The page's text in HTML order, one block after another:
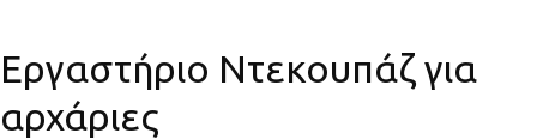
Εργαστήριο Ντεκουπάζ για
αρχάριες